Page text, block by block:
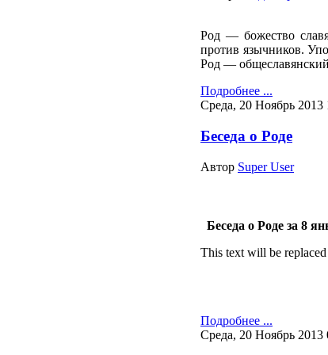
Род — божество
против язычников.
Род — общеславянский
Подробнее ...
Среда, 20 Ноябрь 2013
Беседа о Роде
Автор Super User
Беседа о Роде за 8
This text will be replaced
Подробнее ...
Среда, 20 Ноябрь 2013